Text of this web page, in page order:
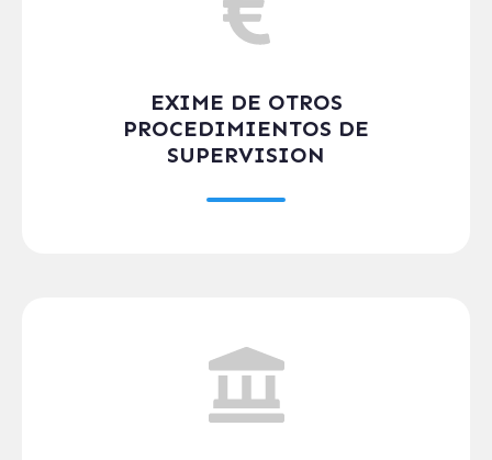
EXIME DE OTROS
PROCEDIMIENTOS DE
SUPERVISION